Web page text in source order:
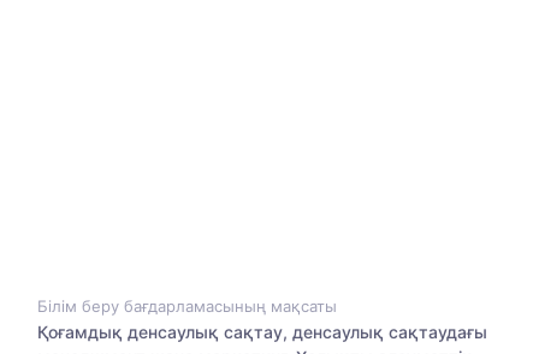
Білім беру бағдарламасының мақсаты
Қоғамдық денсаулық сақтау, денсаулық сақтаудағы